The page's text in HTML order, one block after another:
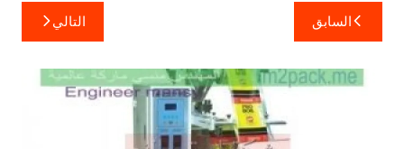
تصفّح
المقالات
السابق التالي